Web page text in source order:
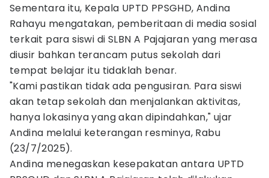
Sementara itu, Kepala UPTD PPSGHD, Andina
Rahayu mengatakan, pemberitaan di media sosial
terkait para siswi di SLBN A Pajajaran yang merasa
diusir bahkan terancam putus sekolah dari
tempat belajar itu tidaklah benar.
"Kami pastikan tidak ada pengusiran. Para siswi
akan tetap sekolah dan menjalankan aktivitas,
hanya lokasinya yang akan dipindahkan," ujar
Andina melalui keterangan resminya, Rabu
(23/7/2025).
Andina menegaskan kesepakatan antara UPTD